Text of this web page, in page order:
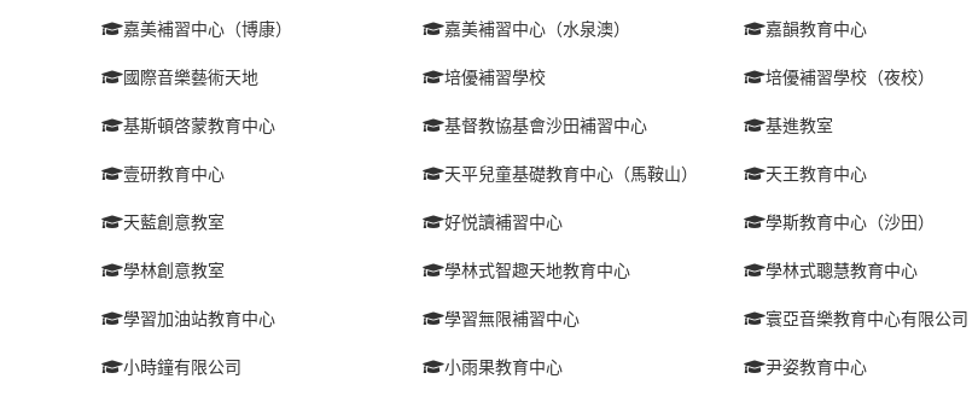
嘉美補習中心（博康） 嘉美補習中心（水泉澳） 嘉韻教育中心
國際音樂藝術天地 培優補習學校 培優補習學校（夜校）
基斯頓啓蒙教育中心 基督教協基會沙田補習中心 基進教室
壹研教育中心 天平兒童基礎教育中心（馬鞍山） 天王教育中心
天藍創意教室 好悦讀補習中心 學斯教育中心（沙田）
學林創意教室 學林式智趣天地教育中心 學林式聰慧教育中心
學習加油站教育中心 學習無限補習中心 寰亞音樂教育中心有限公司
小時鐘有限公司 小雨果教育中心 尹姿教育中心